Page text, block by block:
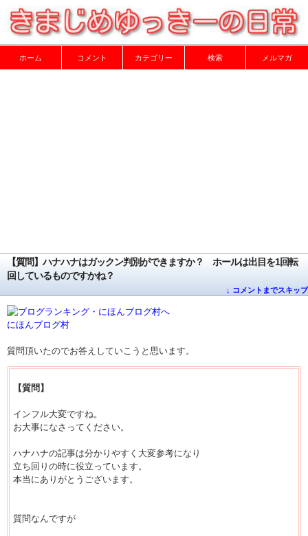
ホーム コメント カテゴリー 検索 メルマガ
【質問】ハナハナはガックン判別ができますか？ ホールは出目を1回転
回しているものですかね？
↓ コメントまでスキップ
にほんブログ村
質問頂いたのでお答えしていこうと思います。
【質問】
インフル大変ですね。
お大事になさってください。
ハナハナの記事は分かりやすく大変参考になり
立ち回りの時に役立っています。
本当にありがとうございます。
質問なんですが